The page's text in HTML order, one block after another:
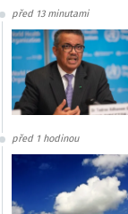
před 13 minutami
před 1 hodinou